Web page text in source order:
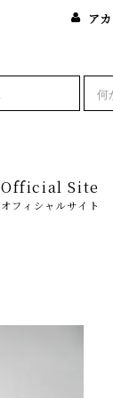
ア
Official Site
オフィシャルサイト